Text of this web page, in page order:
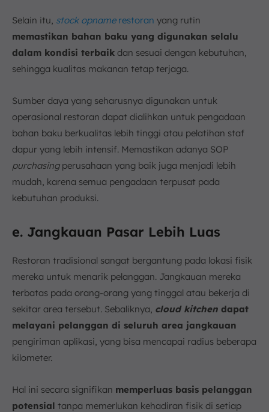
Selain itu, stock opnamerestoran yang rutin
memastikan bahan baku yang digunakan selalu
dalam kondisi terbaik dan sesuai dengan kebutuhan,
sehingga kualitas makanan tetap terjaga.
Sumber daya yang seharusnya digunakan untuk
operasional restoran dapat dialihkan untuk pengadaan
bahan baku berkualitas lebih tinggi atau pelatihan staf
dapur yang lebih intensif. Memastikan adanya SOP
purchasingperusahaan yang baik juga menjadi lebih
mudah, karena semua pengadaan terpusat pada
kebutuhan produksi.
e. Jangkauan Pasar Lebih Luas
Restoran tradisional sangat bergantung pada lokasi fisik
mereka untuk menarik pelanggan. Jangkauan mereka
terbatas pada orang-orang yang tinggal atau bekerja di
sekitar area tersebut. Sebaliknya, cloud kitchen dapat
melayani pelanggan di seluruh area jangkauan
pengiriman aplikasi, yang bisa mencapai radius beberapa
kilometer.
Hal ini secara signifikan memperluas basis pelanggan
potensial tanpa memerlukan kehadiran fisik di setiap